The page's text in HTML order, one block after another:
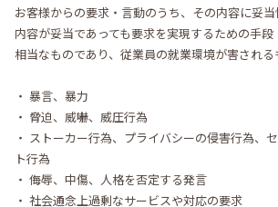
お客様からの要求・言動のうち、その内容に妥
内容が妥当であっても要求を実現するための手
相当なものであり、従業員の就業環境が害される
・ 暴言、暴力
・ 脅迫、威嚇、威圧行為
・ ストーカー行為、プライバシーの侵害行為、
ト行為
・ 侮辱、中傷、人格を否定する発言
・ 社会通念上過剰なサービスや対応の要求